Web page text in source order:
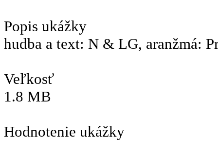
Popis ukážky
hudba a text: N & LG, aranžmá:
Veľkosť
1.8 MB
Hodnotenie ukážky